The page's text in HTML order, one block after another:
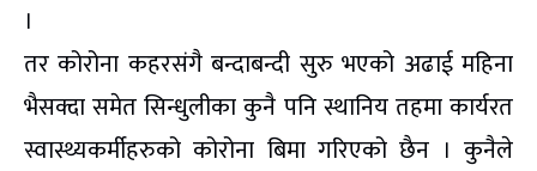
।
तर कोरोना कहरसंगै बन्दाबन्दी सुरु भएको अढाई महिना
भैसक्दा समेत सिन्धुलीका कुनै पनि स्थानिय तहमा कार्यरत
स्वास्थ्यकर्मीहरुको कोरोना बिमा गरिएको छैन । कुनैले